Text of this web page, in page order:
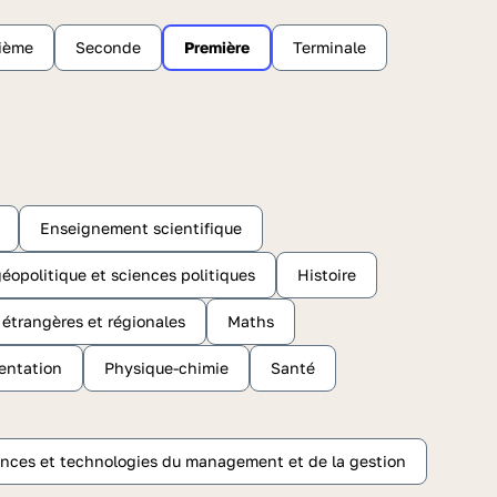
Seconde Première Terminale
Enseignement scientifique
et sciences politiques Histoire
et régionales Maths
Physique-chimie Santé
et technologies du management et de la gestion